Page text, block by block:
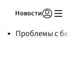
Новости
Проблемы с